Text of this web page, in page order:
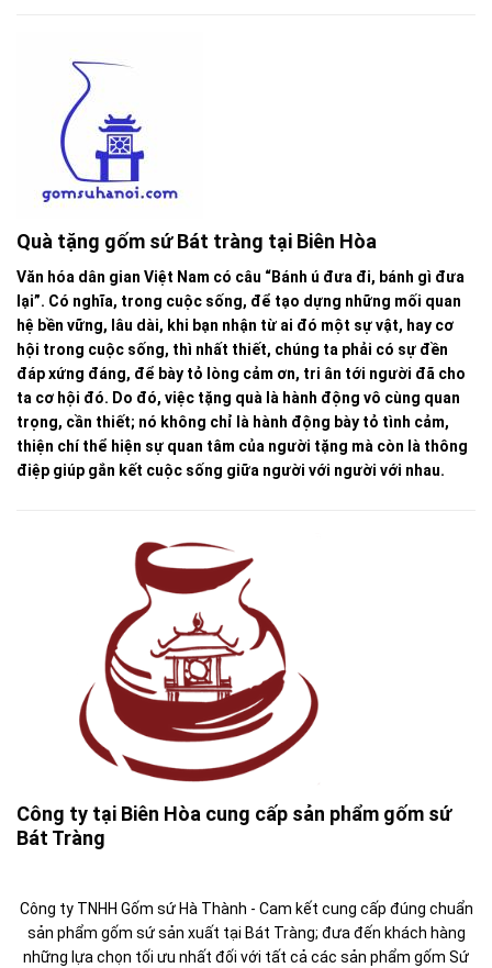
Quà tặng gốm sứ Bát tràng tại Biên Hòa
Văn hóa dân gian Việt Nam có câu “Bánh ú đưa đi, bánh gì đưa
lại”. Có nghĩa, trong cuộc sống, để tạo dựng những mối quan
hệ bền vững, lâu dài, khi bạn nhận từ ai đó một sự vật, hay cơ
hội trong cuộc sống, thì nhất thiết, chúng ta phải có sự đền
đáp xứng đáng, để bày tỏ lòng cảm ơn, tri ân tới người đã cho
ta cơ hội đó. Do đó, việc tặng quà là hành động vô cùng quan
trọng, cần thiết; nó không chỉ là hành động bày tỏ tình cảm,
thiện chí thể hiện sự quan tâm của người tặng mà còn là thông
điệp giúp gắn kết cuộc sống giữa người với người với nhau.
Công ty tại Biên Hòa cung cấp sản phẩm gốm sứ
Bát Tràng
Công ty TNHH Gốm sứ Hà Thành - Cam kết cung cấp đúng chuẩn
sản phẩm gốm sứ sản xuất tại Bát Tràng; đưa đến khách hàng
những lựa chọn tối ưu nhất đối với tất cả các sản phẩm gốm Sứ